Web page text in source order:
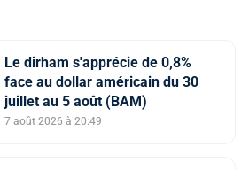
Le dirham s'apprécie de 0,8%
face au dollar américain du 30
juillet au 5 août (BAM)
7 août 2026 à 20:49